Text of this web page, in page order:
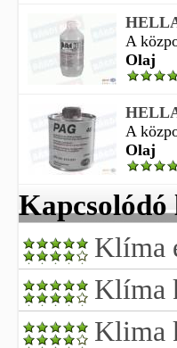
A
Olaj
A
Olaj
Klíma
Klíma
Klima